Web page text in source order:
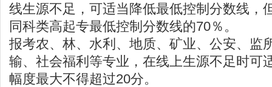
线生源不足，可适当降低最低控制分数线，
同科类高起专最低控制分数线的70％。
报考农、林、水利、地质、矿业、公安、监
输、社会福利等专业，在线上生源不足时可
幅度最大不得超过20分。